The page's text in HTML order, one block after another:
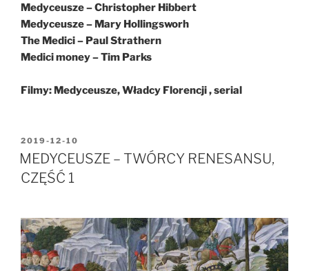
Medyceusze – Christopher Hibbert
Medyceusze – Mary Hollingsworh
The Medici – Paul Strathern
Medici money – Tim Parks
Filmy: Medyceusze, Władcy Florencji , serial
OPUBLIKOWANE
W
2019-12-10
MEDYCEUSZE – TWÓRCY RENESANSU,
CZĘŚĆ 1